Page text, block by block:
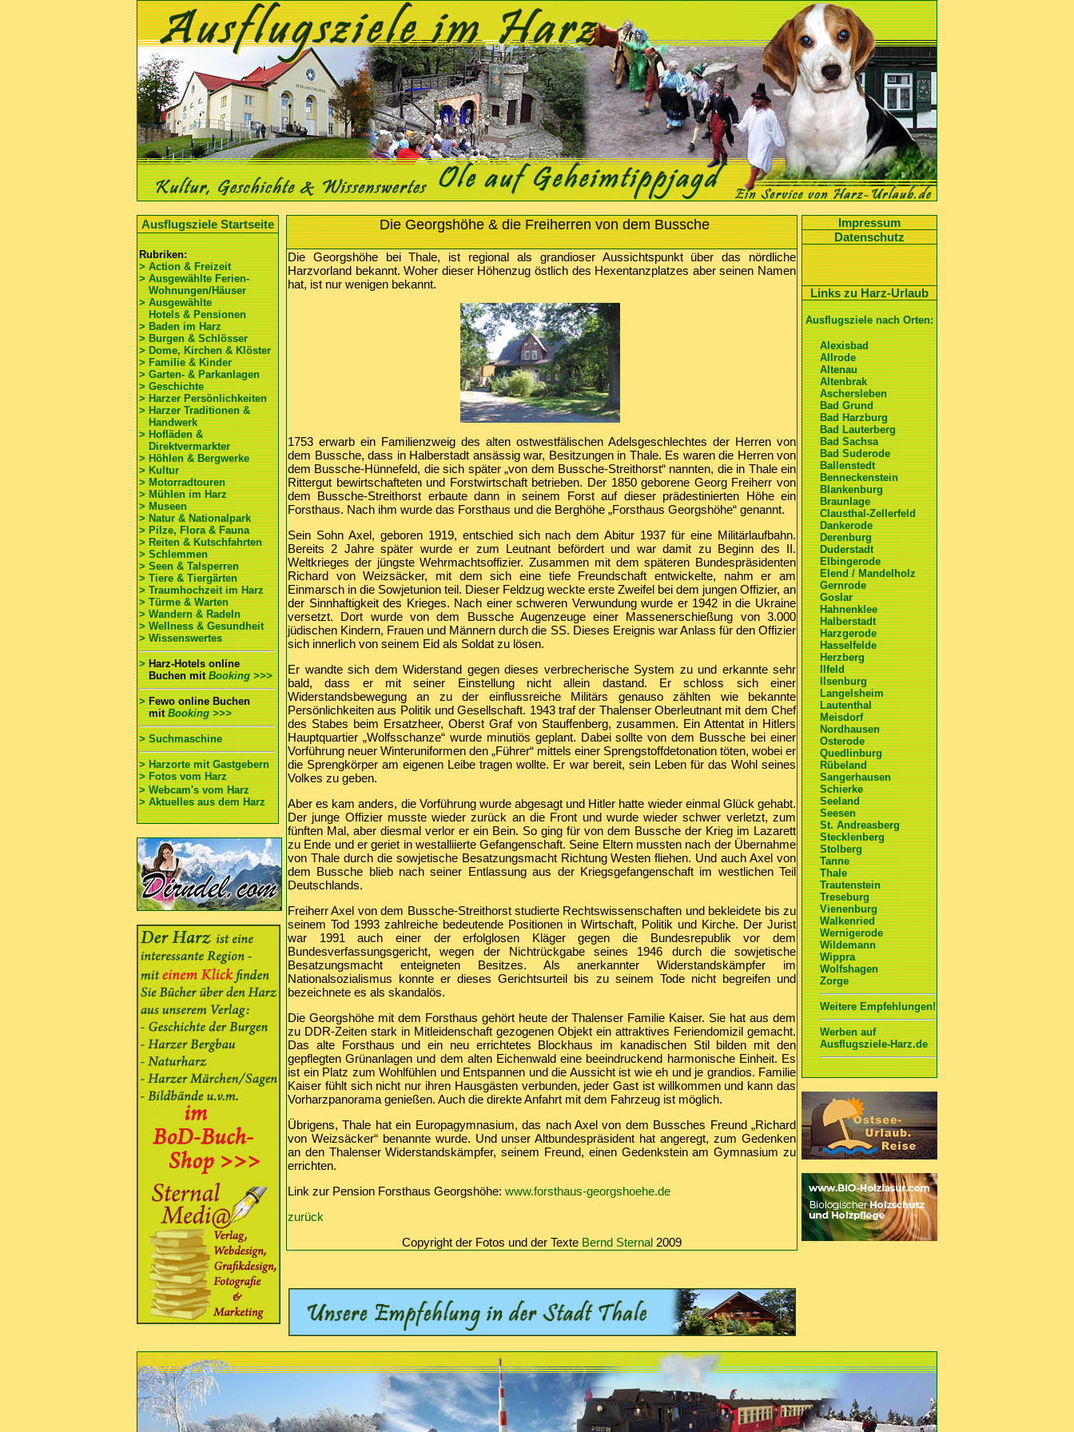
Ausflugsziele Startseite
Rubriken:
> Action & Freizeit
> Ausgewählte Ferien-
Wohnungen/Häuser
> Ausgewählte
Hotels & Pensionen
> Baden im Harz
> Burgen & Schlösser
> Dome, Kirchen & Klöster
> Familie & Kinder
> Garten- & Parkanlagen
> Geschichte
> Harzer Persönlichkeiten
> Harzer Traditionen &
Handwerk
> Hofläden &
Direktvermarkter
> Höhlen & Bergwerke
> Kultur
> Motorradtouren
> Mühlen im Harz
> Museen
> Natur & Nationalpark
> Pilze, Flora & Fauna
> Reiten & Kutschfahrten
> Schlemmen
> Seen & Talsperren
> Tiere & Tiergärten
> Traumhochzeit im Harz
> Türme & Warten
> Wandern & Radeln
> Wellness & Gesundheit
> Wissenswertes
>Harz-Hotels online
Buchen mit Booking >>>
>Fewo online Buchen
mit Booking >>>
> Suchmaschine
> Harzorte mit Gastgebern
> Fotos vom Harz
> Webcam's vom Harz
> Aktuelles aus dem Harz
Die Georgshöhe & die Freiherren von dem Bussche
Die Georgshöhe bei Thale, ist regional als grandioser Aussichtspunkt über das nördliche
Harzvorland bekannt. Woher dieser Höhenzug östlich des Hexentanzplatzes aber seinen Namen
hat, ist nur wenigen bekannt.
1753 erwarb ein Familienzweig des alten ostwestfälischen Adelsgeschlechtes der Herren von
dem Bussche, dass in Halberstadt ansässig war, Besitzungen in Thale. Es waren die Herren von
dem Bussche-Hünnefeld, die sich später „von dem Bussche-Streithorst“ nannten, die in Thale ein
Rittergut bewirtschafteten und Forstwirtschaft betrieben. Der 1850 geborene Georg Freiherr von
dem Bussche-Streithorst erbaute dann in seinem Forst auf dieser prädestinierten Höhe ein
Forsthaus. Nach ihm wurde das Forsthaus und die Berghöhe „Forsthaus Georgshöhe“ genannt.
Sein Sohn Axel, geboren 1919, entschied sich nach dem Abitur 1937 für eine Militärlaufbahn.
Bereits 2 Jahre später wurde er zum Leutnant befördert und war damit zu Beginn des II.
Weltkrieges der jüngste Wehrmachtsoffizier. Zusammen mit dem späteren Bundespräsidenten
Richard von Weizsäcker, mit dem sich eine tiefe Freundschaft entwickelte, nahm er am
Einmarsch in die Sowjetunion teil. Dieser Feldzug weckte erste Zweifel bei dem jungen Offizier, an
der Sinnhaftigkeit des Krieges. Nach einer schweren Verwundung wurde er 1942 in die Ukraine
versetzt. Dort wurde von dem Bussche Augenzeuge einer Massenerschießung von 3.000
jüdischen Kindern, Frauen und Männern durch die SS. Dieses Ereignis war Anlass für den Offizier
sich innerlich von seinem Eid als Soldat zu lösen.
Er wandte sich dem Widerstand gegen dieses verbrecherische System zu und erkannte sehr
bald, dass er mit seiner Einstellung nicht allein dastand. Er schloss sich einer
Widerstandsbewegung an zu der einflussreiche Militärs genauso zählten wie bekannte
Persönlichkeiten aus Politik und Gesellschaft. 1943 traf der Thalenser Oberleutnant mit dem Chef
des Stabes beim Ersatzheer, Oberst Graf von Stauffenberg, zusammen. Ein Attentat in Hitlers
Hauptquartier „Wolfsschanze“ wurde minutiös geplant. Dabei sollte von dem Bussche bei einer
Vorführung neuer Winteruniformen den „Führer“ mittels einer Sprengstoffdetonation töten, wobei er
die Sprengkörper am eigenen Leibe tragen wollte. Er war bereit, sein Leben für das Wohl seines
Volkes zu geben.
Aber es kam anders, die Vorführung wurde abgesagt und Hitler hatte wieder einmal Glück gehabt.
Der junge Offizier musste wieder zurück an die Front und wurde wieder schwer verletzt, zum
fünften Mal, aber diesmal verlor er ein Bein. So ging für von dem Bussche der Krieg im Lazarett
zu Ende und er geriet in westalliierte Gefangenschaft. Seine Eltern mussten nach der Übernahme
von Thale durch die sowjetische Besatzungsmacht Richtung Westen fliehen. Und auch Axel von
dem Bussche blieb nach seiner Entlassung aus der Kriegsgefangenschaft im westlichen Teil
Deutschlands.
Freiherr Axel von dem Bussche-Streithorst studierte Rechtswissenschaften und bekleidete bis zu
seinem Tod 1993 zahlreiche bedeutende Positionen in Wirtschaft, Politik und Kirche. Der Jurist
war 1991 auch einer der erfolglosen Kläger gegen die Bundesrepublik vor dem
Bundesverfassungsgericht, wegen der Nichtrückgabe seines 1946 durch die sowjetische
Besatzungsmacht enteigneten Besitzes. Als anerkannter Widerstandskämpfer im
Nationalsozialismus konnte er dieses Gerichtsurteil bis zu seinem Tode nicht begreifen und
bezeichnete es als skandalös.
Die Georgshöhe mit dem Forsthaus gehört heute der Thalenser Familie Kaiser. Sie hat aus dem
zu DDR-Zeiten stark in Mitleidenschaft gezogenen Objekt ein attraktives Feriendomizil gemacht.
Das alte Forsthaus und ein neu errichtetes Blockhaus im kanadischen Stil bilden mit den
gepflegten Grünanlagen und dem alten Eichenwald eine beeindruckend harmonische Einheit. Es
ist ein Platz zum Wohlfühlen und Entspannen und die Aussicht ist wie eh und je grandios. Familie
Kaiser fühlt sich nicht nur ihren Hausgästen verbunden, jeder Gast ist willkommen und kann das
Vorharzpanorama genießen. Auch die direkte Anfahrt mit dem Fahrzeug ist möglich.
Übrigens, Thale hat ein Europagymnasium, das nach Axel von dem Bussches Freund „Richard
von Weizsäcker“ benannte wurde. Und unser Altbundespräsident hat angeregt, zum Gedenken
an den Thalenser Widerstandskämpfer, seinem Freund, einen Gedenkstein am Gymnasium zu
errichten.
Link zur Pension Forsthaus Georgshöhe: www.forsthaus-georgshoehe.de
zurück
Copyright der Fotos und der Texte Bernd Sternal 2009
Impressum
Datenschutz
Links zu Harz-Urlaub
Ausflugsziele nach Orten:
Alexisbad
Allrode
Altenau
Altenbrak
Aschersleben
Bad Grund
Bad Harzburg
Bad Lauterberg
Bad Sachsa
Bad Suderode
Ballenstedt
Benneckenstein
Blankenburg
Braunlage
Clausthal-Zellerfeld
Dankerode
Derenburg
Duderstadt
Elbingerode
Elend / Mandelholz
Gernrode
Goslar
Hahnenklee
Halberstadt
Harzgerode
Hasselfelde
Herzberg
Ilfeld
Ilsenburg
Langelsheim
Lautenthal
Meisdorf
Nordhausen
Osterode
Quedlinburg
Rübeland
Sangerhausen
Schierke
Seeland
Seesen
St. Andreasberg
Stecklenberg
Stolberg
Tanne
Thale
Trautenstein
Treseburg
Vienenburg
Walkenried
Wernigerode
Wildemann
Wippra
Wolfshagen
Zorge
Weitere Empfehlungen!
Werben auf
Ausflugsziele-Harz.de